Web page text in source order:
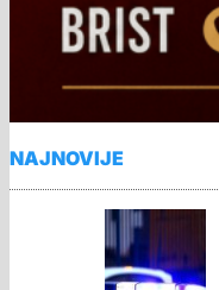
NAJNOVIJE